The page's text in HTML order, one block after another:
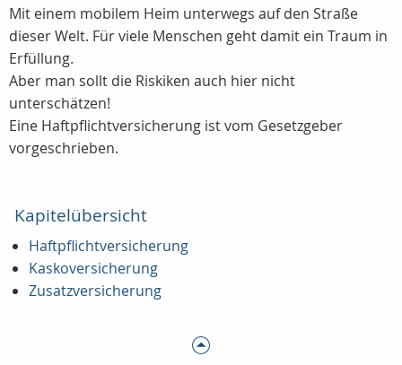
Mit einem mobilem Heim unterwegs auf den Straße
dieser Welt. Für viele Menschen geht damit ein Traum in
Erfüllung.
Aber man sollt die Riskiken auch hier nicht
unterschätzen!
Eine Haftpflichtversicherung ist vom Gesetzgeber
vorgeschrieben.
Kapitelübersicht
Haftpflichtversicherung
Kaskoversicherung
Zusatzversicherung